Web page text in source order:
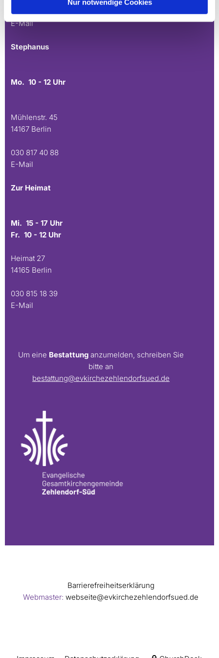
Nur notwendige Cookies
030 815 45 54
E-Mail
Stephanus
Mo. 10 - 12 Uhr
Mühlenstr. 45
14167 Berlin
030 817 40 88
E-Mail
Zur Heimat
Mi. 15 - 17 Uhr
Fr. 10 - 12 Uhr
Heimat 27
14165 Berlin
030 815 18 39
E-Mail
Um eine Bestattung anzumelden, schreiben Sie
bitte an
bestattung@evkirchezehlendorfsued.de
Barrierefreiheitserklärung
Webmaster: webseite@evkirchezehlendorfsued.de